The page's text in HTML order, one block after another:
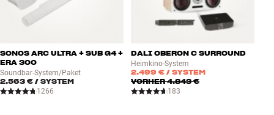
SONOS ARC ULTRA + SUB G4 +
ERA 300
Soundbar-System/Paket
2.563 € / SYSTEM
1266
DALI OBERON C SURROUND
Heimkino-System
2.499 € / SYSTEM
VORHER4.843 €
183